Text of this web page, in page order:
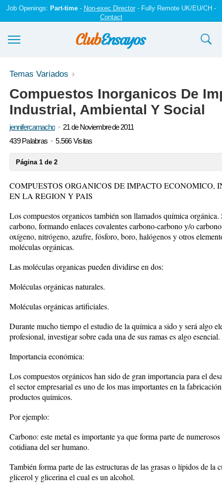
Job Openings: Part-time- Non-exec Director- Fully Remote UK/EU/CH -
Contact
Ensayos y trabajos
Registrarse
Iniciar sesión
Temas Variados
Compuestos Inorganicos De
Industrial, Ambiental Y Social
jennifercamacho
21 de Noviembre de 2011
439 Palabras
5.566 Visitas
Página 1 de 2
COMPUESTOS ORGANICOS DE IMPACTO
EN LA REGION Y PAIS
Los compuestos organicos también son llamados química
carbono, formando enlaces covalentes carbono-carbono y/o
oxígeno, nitrógeno, azufre, fósforo, boro, halógenos y otros
moléculas orgánicas.
Las moléculas organicas pueden dividirse en dos:
Moléculas orgánicas naturales.
Moléculas orgánicas artificiales.
Durante mucho tiempo el estudio de la química a sido y será algo
profesional, investigar sobre cada una de sus ramas es algo esencial.
Importancia económica:
Los compuestos orgánicos han sido de gran importancia para el
el sector empresarial es uno de los mas importantes en la
productos químicos.
Por ejemplo:
Carbono: este metal es importante ya que forma parte de
cotidiana del ser humano.
También forma parte de las estructuras de las grasas o lípidos de la
glicerol y glicerina el cual es un alcohol.